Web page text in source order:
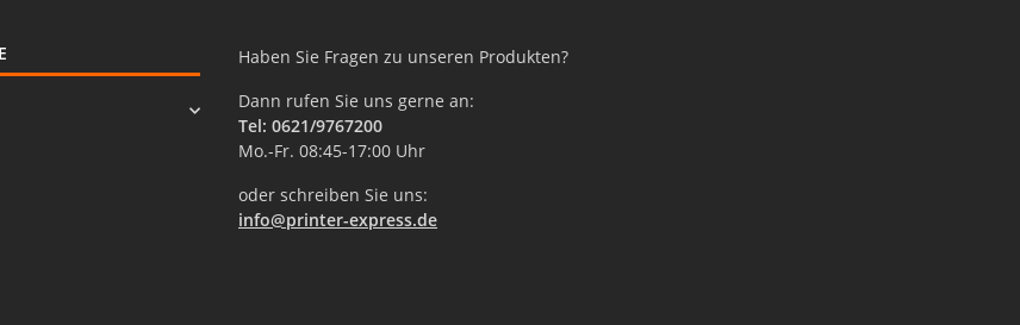
Haben Sie Fragen zu unseren Produkten?
Dann rufen Sie uns gerne an:
Tel: 0621/9767200
Mo.-Fr. 08:45-17:00 Uhr
oder schreiben Sie uns:
info@printer-express.de